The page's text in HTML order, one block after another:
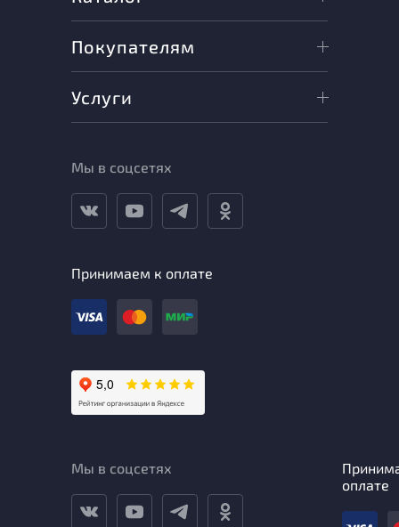
Покупателям
Услуги
Мы в соцсетях
Принимаем к оплате
Мы в соцсетях
оплате